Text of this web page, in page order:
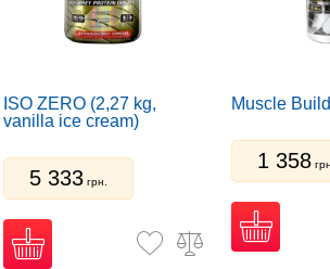
ISO ZERO (2,27 kg,
vanilla ice cream)
5 333 грн.
Muscle
1 358 грн.